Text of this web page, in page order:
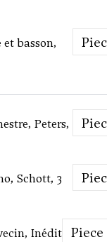
basson,
Peters,
Schott, 3
Inédit Piece